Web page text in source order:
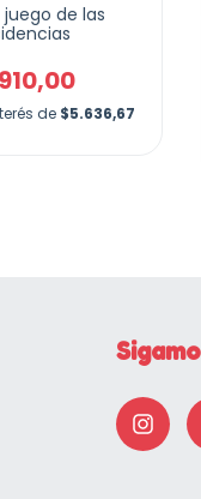
juego de las
de $5.636,67